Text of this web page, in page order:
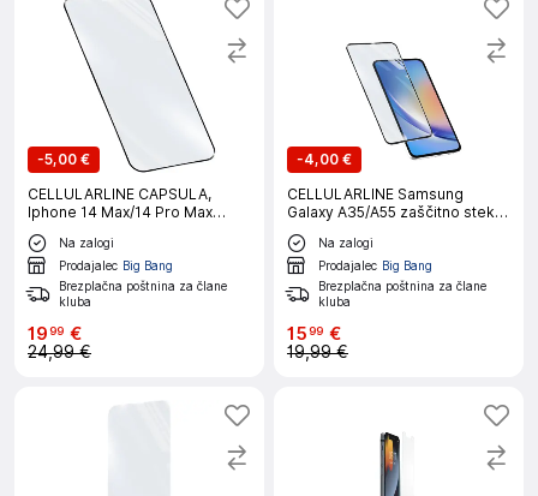
-5,00 €
CELLULARLINE CAPSULA,
Iphone 14 Max/14 Pro Max
zaščitno steklo
Na zalogi
Prodajalec Big Bang
Brezplačna poštnina za člane
kluba
1999 €
24,99 €
-4,00 €
CELLULARLINE Samsung
Galaxy A35/A55 zaščitno steklo
za telefon
Na zalogi
Prodajalec Big Bang
Brezplačna poštnina za člane
kluba
1599 €
19,99 €